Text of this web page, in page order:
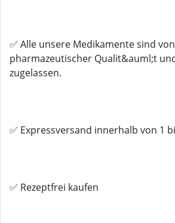
✅ Alle unsere Medikamente sind
pharmazeutischer Qualit&auml;t
zugelassen.
✅ Expressversand innerhalb von 1
✅ Rezeptfrei kaufen